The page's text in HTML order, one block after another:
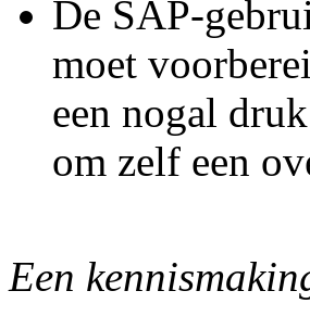
De SAP-
moet
een nogal
om zelf
Een